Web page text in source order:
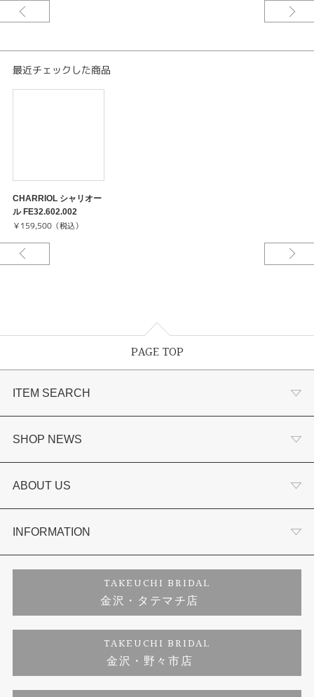
最近チェックした商品
CHARRIOL シャリオー
ル FE32.602.002
￥159,500（税込）
PAGE TOP
ITEM SEARCH
婚約指輪
結婚指輪
セットリング
婚約ネックレス
ダイヤモンド
ジュエリーリフォーム
SHOP NEWS
選ばれる理由まとめ
お客様の声
プロポーズサポート
ブランドリスト
福井指輪工房｜手作りペアリング
ABOUT US
会社概要
お客様の声
INFORMATION
プライバシーポリシー
TAKEUCHI BRIDAL
金沢・タテマチ店
TAKEUCHI BRIDAL
金沢・野々市店